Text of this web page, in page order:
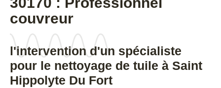
couvreur
l'intervention d'un spécialiste
pour le nettoyage de tuile à Saint
Hippolyte Du Fort